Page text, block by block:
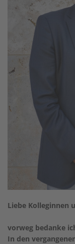
Liebe Kolleginnen
vorweg bedanke
In den